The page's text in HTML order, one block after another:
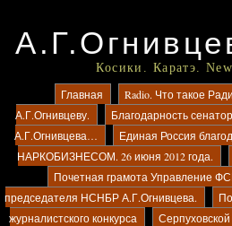
Косики. Каратэ.
Главная Radio. Что такое
А.Г.Огнивцеву.
Благодарность
А.Г.Огнивцева…
Единая Россия
НАРКОБИЗНЕСОМ. 26 июня 2012 года.
Почетная грамота Управление
председателя НСНБР А.Г.Огнивцева.
журналистского конкурса